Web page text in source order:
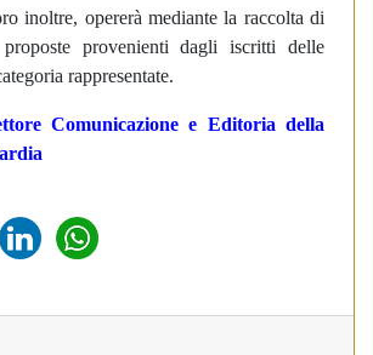
inoltre, opererà mediante la raccolta di
provenienti dagli iscritti delle
rappresentate.
Comunicazione e Editoria della